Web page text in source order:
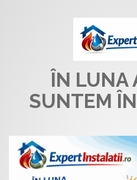
ÎN LUNA
SUNTEM